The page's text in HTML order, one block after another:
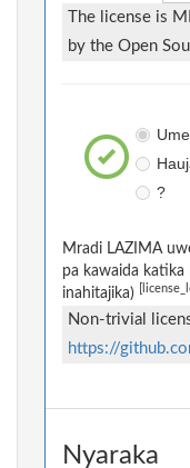
The license is
by the Open
?
Mradi LAZIMA
pa kawaida katika
inahitajika)
Non-trivial
https://
Nyaraka